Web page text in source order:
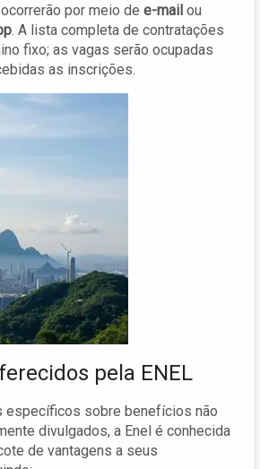
por meio de e-mail ou
. A lista completa de contratações
fixo; as vagas serão ocupadas
as inscrições.
pela ENEL
específicos sobre benefícios não
divulgados, a Enel é conhecida
de vantagens a seus